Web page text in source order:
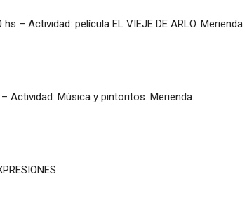
– Actividad: película EL VIEJE DE ARLO. Merienda
– Actividad: Música y pintoritos. Merienda.